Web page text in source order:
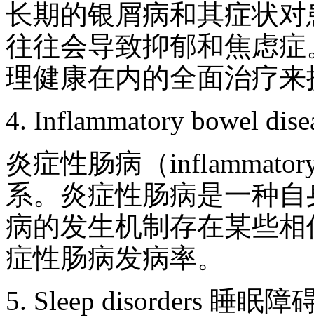
长期的银屑病和其症状
往往会导致抑郁和焦虑
理健康在内的全面治疗
4. Inflammatory bowel
炎症性肠病（
系。炎症性肠病是一种
病的发生机制存在某些
症性肠病发病率。
5. Sleep disorders 睡眠障